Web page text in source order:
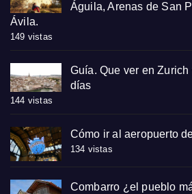
Águila, Arenas de San
Ávila.
149 vistas
Guía. Que ver en
días
144 vistas
Cómo ir al aeropuerto
134 vistas
Combarro ¿el pueblo